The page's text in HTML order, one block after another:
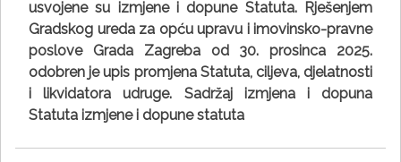
usvojene su izmjene i dopune Statuta. Rješenjem
Gradskog ureda za opću upravu i imovinsko-pravne
poslove Grada Zagreba od 30. prosinca 2025.
odobren je upis promjena Statuta, ciljeva, djelatnosti
i likvidatora udruge. Sadržaj izmjena i dopuna
Statuta izmjene i dopune statuta